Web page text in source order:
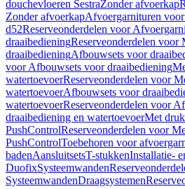
douchevloeren SestraZonder afvoerkap
Zonder afvoerkapAfvoergarnituren voor
d52Reserveonderdelen voor
draaibedieningReserveonderdelen voor
draaibedieningAfbouwsets voor
voor Afbouwsets voor draaibediening
watertoevoerReserveonderdelen voor
watertoevoerAfbouwsets voor
watertoevoerReserveonderdelen voor
draaibediening en watertoevoerMet
PushControlReserveonderdelen voor
PushControlToebehoren voor
badenAansluitsetsT-stukkenInstallatie-
DuofixSysteemwanden
SysteemwandenDraagsystemen